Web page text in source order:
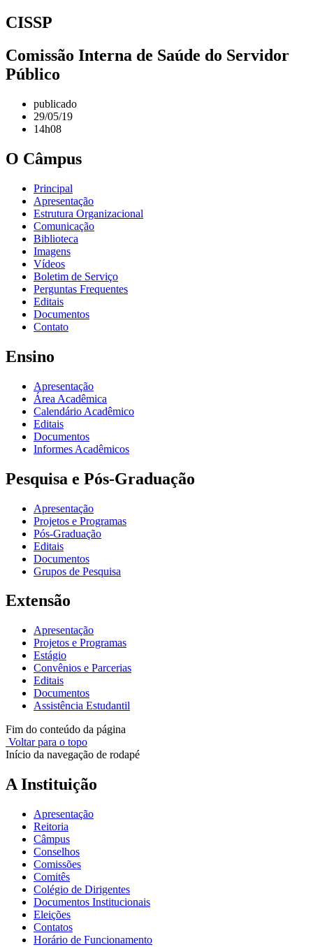
CISSP
Comissão Interna de Saúde do Servidor
Público
publicado
29/05/19
14h08
O Câmpus
Principal
Apresentação
Estrutura Organizacional
Comunicação
Biblioteca
Imagens
Vídeos
Boletim de Serviço
Perguntas Frequentes
Editais
Documentos
Contato
Ensino
Apresentação
Área Acadêmica
Calendário Acadêmico
Editais
Documentos
Informes Acadêmicos
Pesquisa e Pós-Graduação
Apresentação
Projetos e Programas
Pós-Graduação
Editais
Documentos
Grupos de Pesquisa
Extensão
Apresentação
Projetos e Programas
Estágio
Convênios e Parcerias
Editais
Documentos
Assistência Estudantil
Fim do conteúdo da página
Voltar para o topo
Início da navegação de rodapé
A Instituição
Apresentação
Reitoria
Câmpus
Conselhos
Comissões
Comitês
Colégio de Dirigentes
Documentos Institucionais
Eleições
Contatos
Horário de Funcionamento